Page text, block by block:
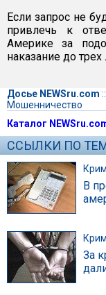
Если запрос не
привлечь к
Америке за
наказание до
Досье NEWSru.com ::
Мошенничество
Каталог
ССЫЛКИ ПО
В
За